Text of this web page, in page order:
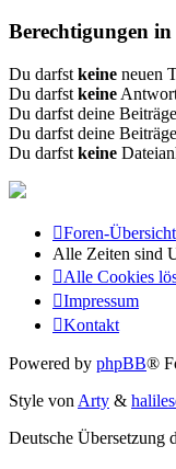
Berechtigungen
Du darfst keine neuen
Du darfst keine
Du darfst deine
Du darfst deine
Du darfst keine
Foren-Übersicht
Alle Zeiten sind
Alle Cookies
Impressum
Kontakt
Powered by phpBB®
Style von Arty &
Deutsche Übersetzung